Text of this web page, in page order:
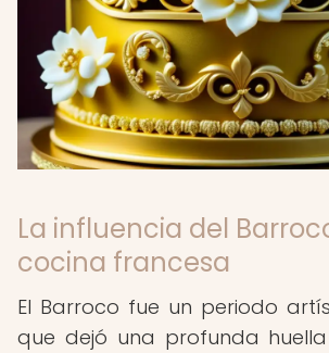
La influencia del
cocina francesa
El Barroco fue un periodo
que dejó una profunda